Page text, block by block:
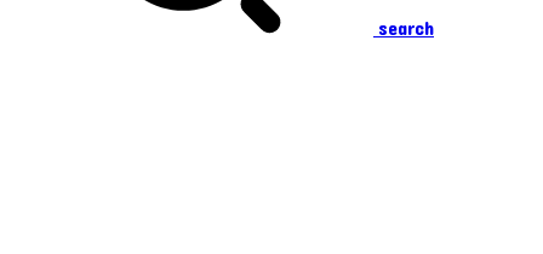
search